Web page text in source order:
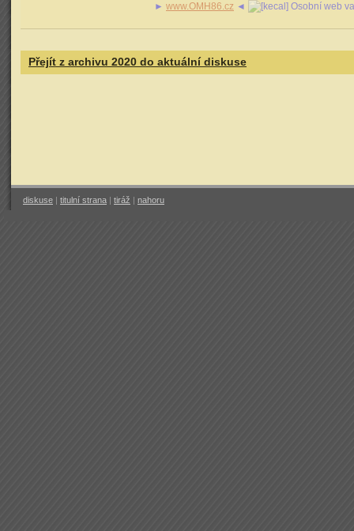
► www.OMH86.cz ◄ Osobní web
Přejít z archivu 2020 do aktuální diskuse
diskuse | titulní strana | tiráž | nahoru